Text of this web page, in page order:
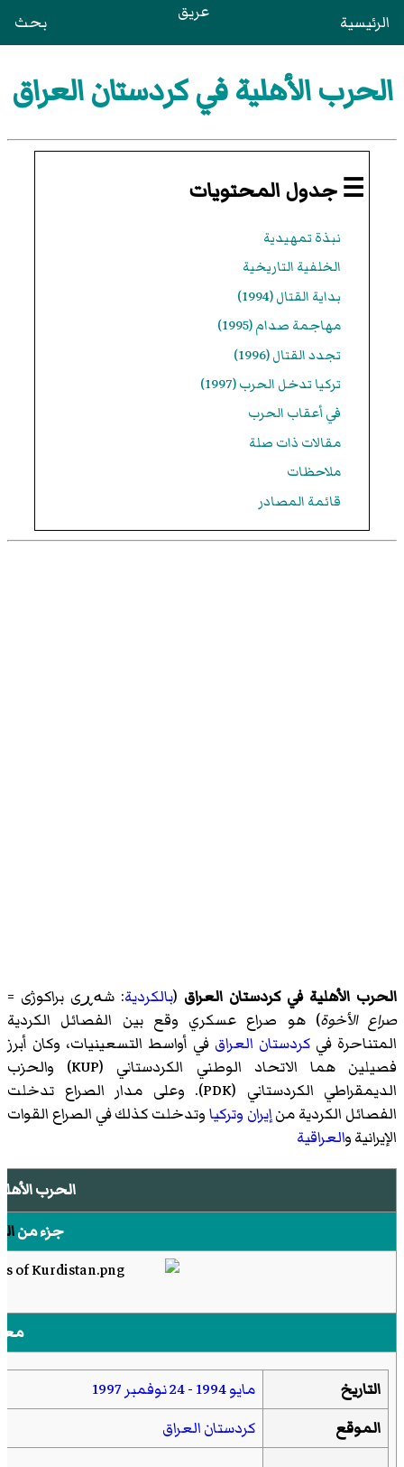
الرئيسية عريق بحث
الحرب الأهلية في كردستان العراق
☰ جدول المحتويات
نبذة تمهيدية
الخلفية التاريخية
بداية القتال (1994)
مهاجمة صدام (1995)
تجدد القتال (1996)
تركيا تدخل الحرب (1997)
في أعقاب الحرب
مقالات ذات صلة
ملاحظات
قائمة المصادر
الحرب الأهلية في كردستان العراق (بالكردية: شەڕی براکوژی =
صراع الأخوة) هو صراع عسكري وقع بين الفصائل الكردية
المتناحرة في كردستان العراق في أواسط التسعينيات، وكان أبرز
فصيلين هما الاتحاد الوطني الكردستاني (KUP) والحزب
الديمقراطي الكردستاني (PDK). وعلى مدار الصراع تدخلت
الفصائل الكردية منإيران وتركياوتدخلت كذلك في الصراع القوات
الإيرانية والعراقية
الحرب
جزء من
التاريخ مايو1994
-24 نوفمبر
1997
الموقع
كردستان العراق